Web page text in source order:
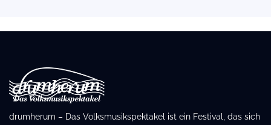
drumherum – Das Volksmusikspektakel ist ein Festival, das sich